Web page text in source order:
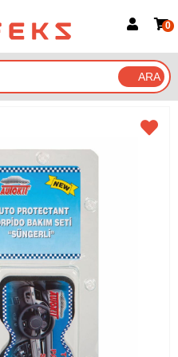
Google İle Bağlan
0